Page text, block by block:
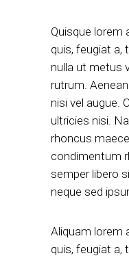
Quisque lorem
quis, feugiat a,
nulla ut metus
rutrum.
nisi vel augue.
ultricies nisi.
rhoncus
condimentum
semper libero
neque sed
Aliquam lorem
quis, feugiat a,